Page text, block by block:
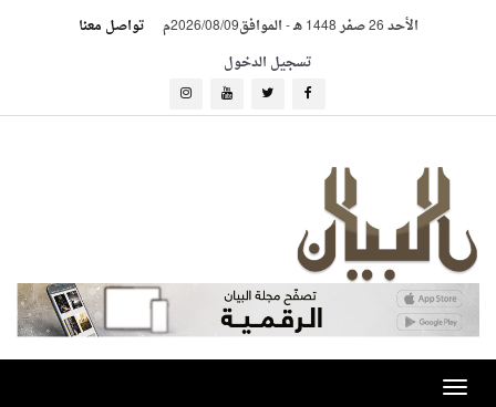
الأحد 26 صفر 1448 هـ -الموافق2026/08/09م
تواصل معنا
تسجيل الدخول
Toggle